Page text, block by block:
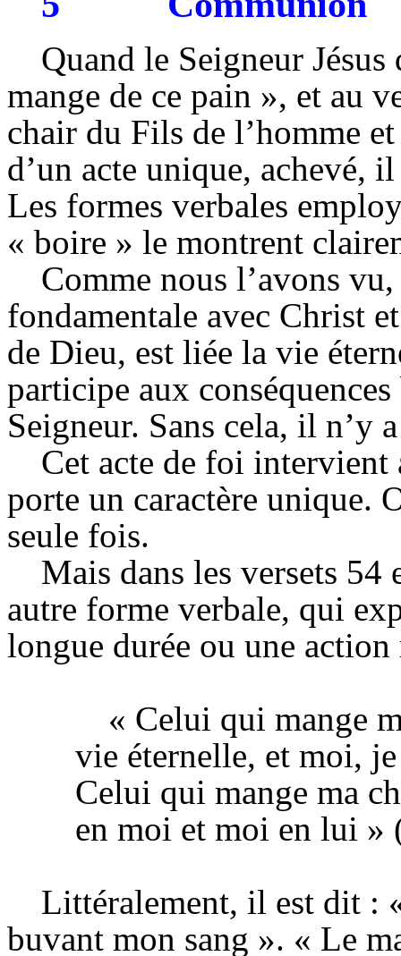
Quand le Seigneur
mange de ce pain », et au
chair du Fils de l’homme
d’un acte unique, achevé,
Les formes verbales
« boire » le montrent
Comme nous l’avons
fondamentale avec Christ
de Dieu, est liée la vie
participe aux
Seigneur. Sans cela, il n’y
Cet acte de foi intervient
porte un caractère unique.
seule fois.
Mais dans les versets
autre forme verbale, qui
longue durée ou une action
« Celui quimange
vie éternelle, et moi,
Celui qui mange ma
en moi et moi en lui »
Littéralement, il est dit :
buvant mon sang ». « Le